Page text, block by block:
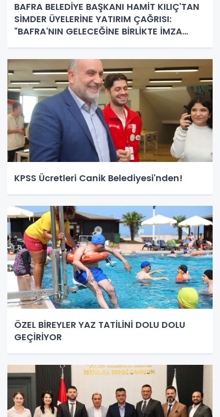
BAFRA BELEDİYE BAŞKANI HAMİT KILIÇ'TAN
SİMDER ÜYELERİNE YATIRIM ÇAĞRISI:
"BAFRA'NIN GELECEĞİNE BİRLİKTE İMZA
KPSS Ücretleri Canik Belediyesi'nden!
ÖZEL BİREYLER YAZ TATİLİNİ DOLU DOLU
GEÇİRİYOR